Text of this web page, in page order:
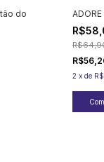
do
ADORE
2 x de